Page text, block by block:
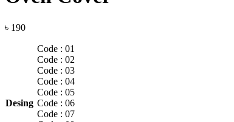
৳
Desing
Code : 01
Code : 02
Code : 03
Code : 04
Code : 05
Code : 06
Code : 07